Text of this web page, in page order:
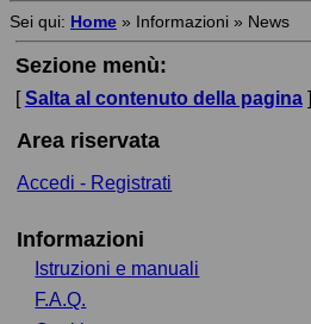
Sei qui: Home » Informazioni » News
Sezione menù:
[Salta al contenuto della pagina]
Area riservata
Accedi - Registrati
Informazioni
Istruzioni e manuali
F.A.Q.